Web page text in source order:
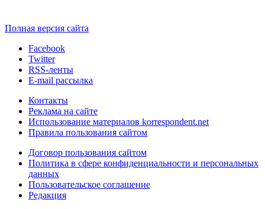
Полная версия сайта
Facebook
Twitter
RSS-ленты
E-mail рассылка
Контакты
Реклама на сайте
Использование материалов korrespondent.net
Правила пользования сайтом
Договор пользования сайтом
Политика в сфере конфиденциальности и персональных
данных
Пользовательское соглашение
Редакция